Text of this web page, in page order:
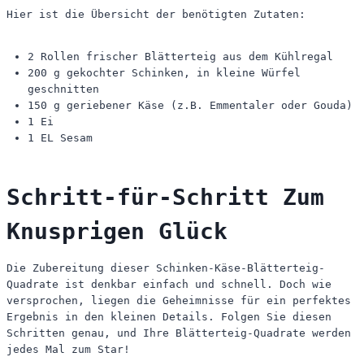
Hier ist die Übersicht der benötigten Zutaten:
2 Rollen frischer Blätterteig aus dem Kühlregal
200 g gekochter Schinken, in kleine Würfel
geschnitten
150 g geriebener Käse (z.B. Emmentaler oder Gouda)
1 Ei
1 EL Sesam
Schritt-für-Schritt Zum
Knusprigen Glück
Die Zubereitung dieser Schinken-Käse-Blätterteig-
Quadrate ist denkbar einfach und schnell. Doch wie
versprochen, liegen die Geheimnisse für ein perfektes
Ergebnis in den kleinen Details. Folgen Sie diesen
Schritten genau, und Ihre Blätterteig-Quadrate werden
jedes Mal zum Star!